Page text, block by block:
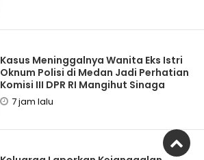
Kasus Meninggalnya Wanita Eks Istri
Oknum Polisi di Medan Jadi Perhatian
Komisi III DPR RI Mangihut Sinaga
7 jam lalu